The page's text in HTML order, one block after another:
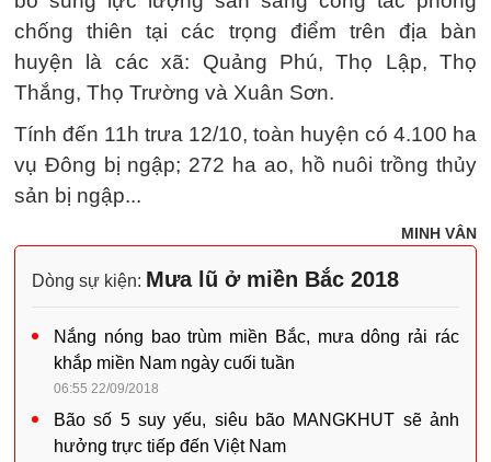
chống thiên tại các trọng điểm trên địa bàn
huyện là các xã: Quảng Phú, Thọ Lập, Thọ
Thắng, Thọ Trường và Xuân Sơn.
Tính đến 11h trưa 12/10, toàn huyện có 4.100 ha
vụ Đông bị ngập; 272 ha ao, hồ nuôi trồng thủy
sản bị ngập...
MINH VÂN
Dòng sự kiện: Mưa lũ ở miền Bắc 2018
Nắng nóng bao trùm miền Bắc, mưa dông rải rác
khắp miền Nam ngày cuối tuần
06:55 22/09/2018
Bão số 5 suy yếu, siêu bão MANGKHUT sẽ ảnh
hưởng trực tiếp đến Việt Nam